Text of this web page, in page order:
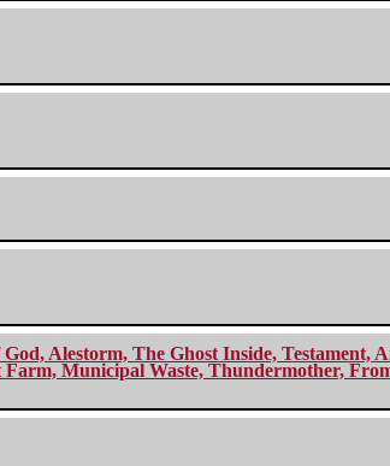
Alestorm, The Ghost Inside,
Municipal Waste, Thundermother,